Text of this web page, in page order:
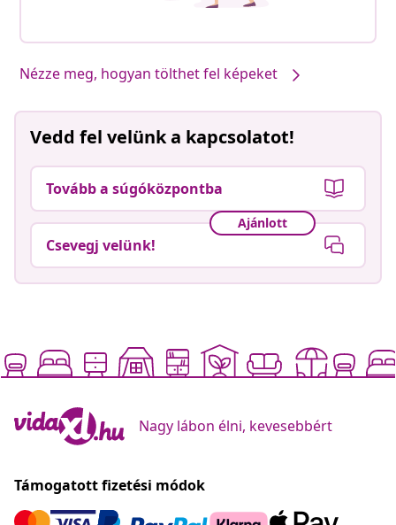
Nézze meg, hogyan tölthet fel képeket
Vedd fel velünk a kapcsolatot!
Tovább a súgóközpontba
Ajánlott
Csevegj velünk!
Nagy lábon élni, kevesebbért
Támogatott fizetési módok